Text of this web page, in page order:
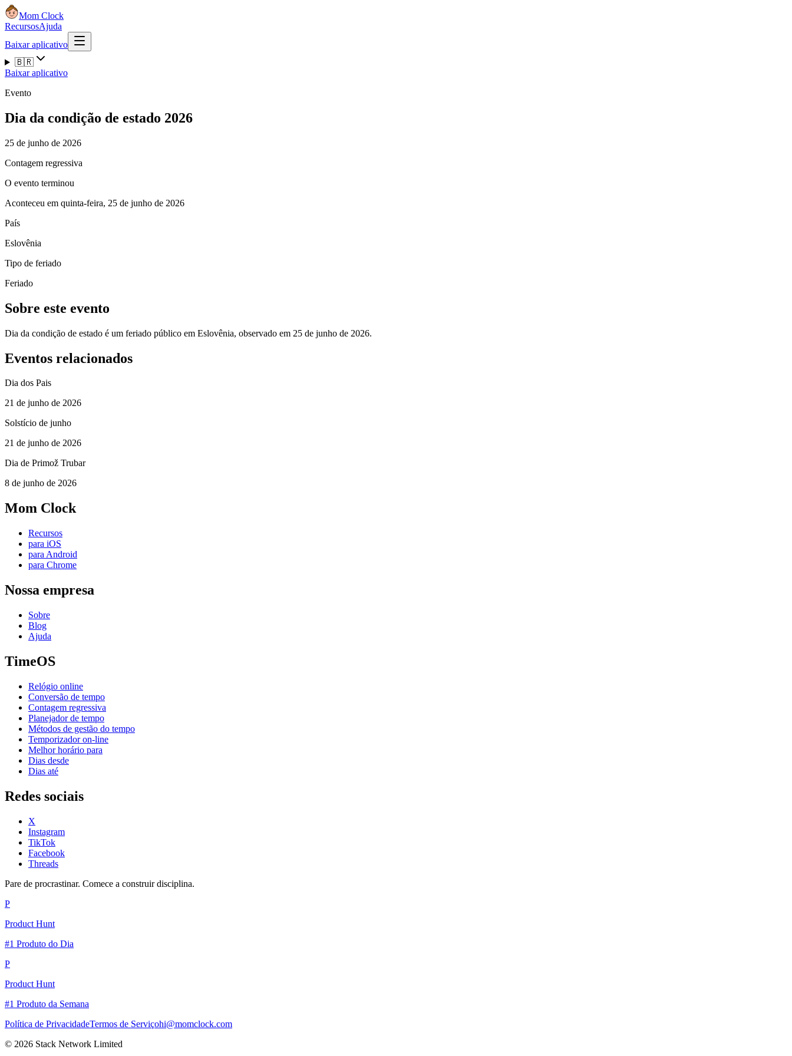
Mom Clock
RecursosAjuda
Baixar aplicativo
🇧🇷
Baixar aplicativo
Evento
Dia da condição de estado 2026
25 de junho de 2026
Contagem regressiva
O evento terminou
Aconteceu em quinta-feira, 25 de junho de 2026
País
Eslovênia
Tipo de feriado
Feriado
Sobre este evento
Dia da condição de estado é um feriado público em Eslovênia, observado em 25 de junho de 2026.
Eventos relacionados
Dia dos Pais
21 de junho de 2026
Solstício de junho
21 de junho de 2026
Dia de Primož Trubar
8 de junho de 2026
Mom Clock
Recursos
para iOS
para Android
para Chrome
Nossa empresa
Sobre
Blog
Ajuda
TimeOS
Relógio online
Conversão de tempo
Contagem regressiva
Planejador de tempo
Métodos de gestão do tempo
Temporizador on-line
Melhor horário para
Dias desde
Dias até
Redes sociais
X
Instagram
TikTok
Facebook
Threads
Pare de procrastinar. Comece a construir disciplina.
P
Product Hunt
#1 Produto do Dia
P
Product Hunt
#1 Produto da Semana
Política de PrivacidadeTermos de Serviçohi@momclock.com
© 2026 Stack Network Limited